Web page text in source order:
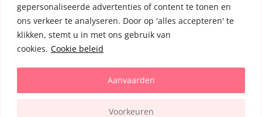
gepersonaliseerde advertenties of content te tonen en
ons verkeer te analyseren. Door op 'alles accepteren' te
klikken, stemt u in met ons gebruik van
cookies. Cookie beleid
Voorkeuren
Aanvaarden
06-30981125
info@snoepcadeautje.nl